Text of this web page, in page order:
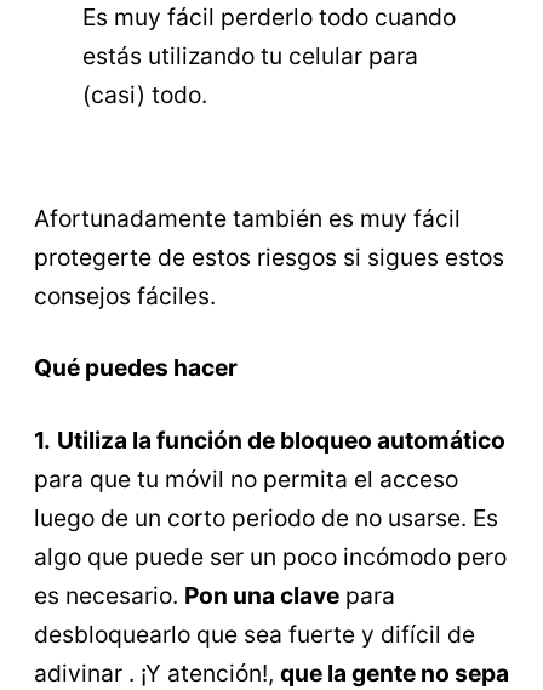
Es muy fácil perderlo todo cuando
estás utilizando tu celular para
(casi) todo.
Afortunadamente también es muy fácil
protegerte de estos riesgos si sigues estos
consejos fáciles.
Qué puedes hacer
1. Utiliza la función de bloqueo automático
para que tu móvil no permita el acceso
luego de un corto periodo de no usarse. Es
algo que puede ser un poco incómodo pero
es necesario. Pon una clave para
desbloquearlo que sea fuerte y difícil de
adivinar . ¡Y atención!, que la gente no sepa